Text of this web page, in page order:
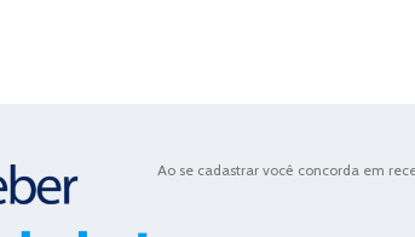
Ao se cadastrar você concorda em